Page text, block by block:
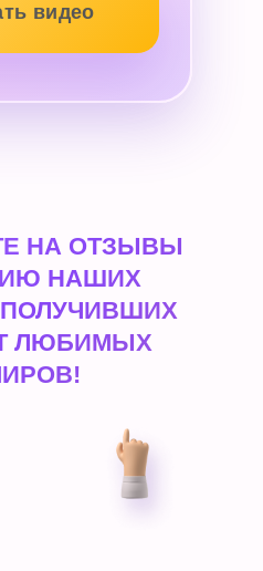
видео
НА ОТЗЫВЫ
НАШИХ
ЛЮБИМЫХ